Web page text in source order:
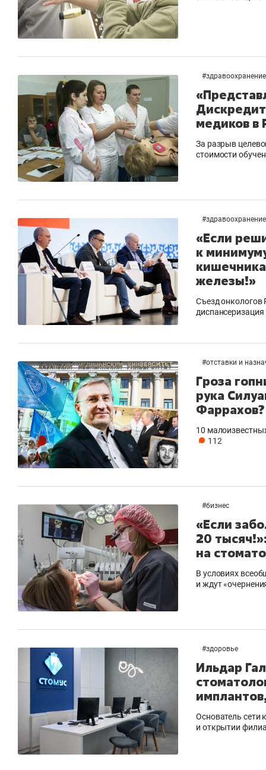
#здравоохранение
медиков в
За разрыв
стоимости
#здравоохранение
«Если
к
железы!»
Съезд онкологов
#отставки и
Гроза
рука
Фаррахов?
10
112
#бизнес
«Если
20
на
В условиях
и ждут
#здоровье
Ильдар
Основатель сети
и открытии